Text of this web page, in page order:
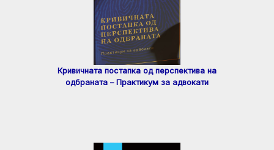
Кривичната постапка од перспектива на
одбраната – Практикум за адвокати